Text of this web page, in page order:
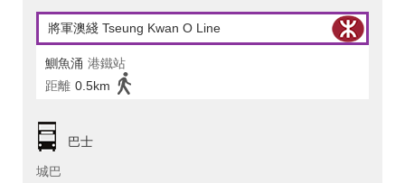
將軍澳綫 Tseung Kwan O Line
鰂魚涌 港鐵站
距離 0.5km
巴士
城巴